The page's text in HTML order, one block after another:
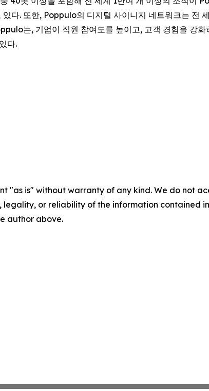
다. 또한, Poppulo의 디지털 사이니지 네트워크는 전
는, 기업이 직원 참여도를 높이고, 고객 경험을 강
다.
"as is" without warranty of any kind. We do not
legality, or reliability of the information contained
author above.